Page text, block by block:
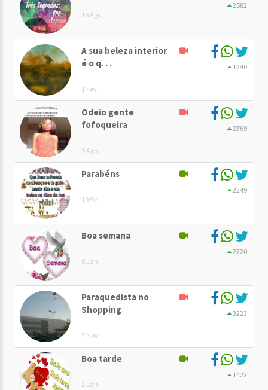
15 Ago
2582
A sua beleza interior
é o q. . .
1 Fev
1240
Odeio gente
fofoqueira
9 Ago
2769
Parabéns
19 Set
2249
Boa semana
8 Jan
2720
Paraquedista no
Shopping
7 Nov
3223
Boa tarde
2 Jan
1422